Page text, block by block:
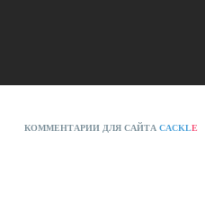
КОММЕНТАРИИ ДЛЯ САЙТА CACKLE